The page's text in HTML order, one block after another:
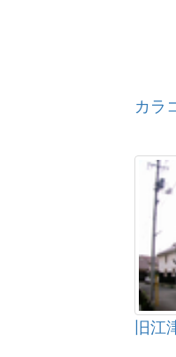
カラ
旧江